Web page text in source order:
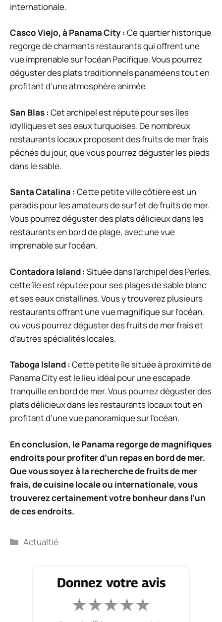
internationale.
Casco Viejo, à Panama City : Ce quartier historique
regorge de charmants restaurants qui offrent une
vue imprenable sur l’océan Pacifique. Vous pourrez
déguster des plats traditionnels panaméens tout en
profitant d’une atmosphère animée.
San Blas : Cet archipel est réputé pour ses îles
idylliques et ses eaux turquoises. De nombreux
restaurants locaux proposent des fruits de mer frais
pêchés du jour, que vous pourrez déguster les pieds
dans le sable.
Santa Catalina : Cette petite ville côtière est un
paradis pour les amateurs de surf et de fruits de mer.
Vous pourrez déguster des plats délicieux dans les
restaurants en bord de plage, avec une vue
imprenable sur l’océan.
Contadora Island : Située dans l’archipel des Perles,
cette île est réputée pour ses plages de sable blanc
et ses eaux cristallines. Vous y trouverez plusieurs
restaurants offrant une vue magnifique sur l’océan,
où vous pourrez déguster des fruits de mer frais et
d’autres spécialités locales.
Taboga Island : Cette petite île située à proximité de
Panama City est le lieu idéal pour une escapade
tranquille en bord de mer. Vous pourrez déguster des
plats délicieux dans les restaurants locaux tout en
profitant d’une vue panoramique sur l’océan.
En conclusion, le Panama regorge de magnifiques
endroits pour profiter d’un repas en bord de mer.
Que vous soyez à la recherche de fruits de mer
frais, de cuisine locale ou internationale, vous
trouverez certainement votre bonheur dans l’un
de ces endroits.
Catégories
Actualtié
Donnez votre avis
★★★★★